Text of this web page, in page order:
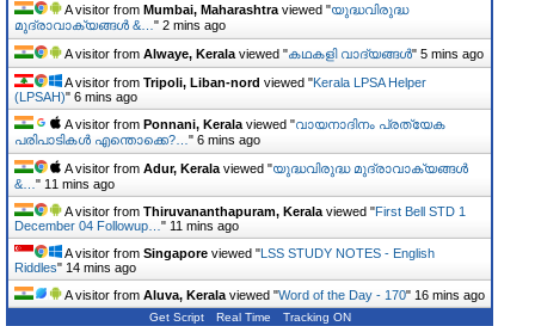
A visitor from Mumbai, Maharashtra viewed "യുദ്ധവിരുദ്ധ
മുദ്രാവാക്യങ്ങൾ &… " 2 mins ago
A visitor from Alwaye, Kerala viewed "കഥകളി വാദ്യങ്ങൾ" 5 mins ago
A visitor from Tripoli, Liban-nord viewed "Kerala LPSA Helper
(LPSAH)" 6 mins ago
A visitor from Ponnani, Kerala viewed "വായനാദിനം പ്രത്യേക
പരിപാടികൾ എന്തൊക്കെ?… " 6 mins ago
A visitor from Adur, Kerala viewed "യുദ്ധവിരുദ്ധ മുദ്രാവാക്യങ്ങൾ
&… " 11 mins ago
A visitor from Thiruvananthapuram, Kerala viewed "First Bell STD 1
December 04 Followup… " 12 mins ago
A visitor from Singapore viewed "LSS STUDY NOTES - English
Riddles" 14 mins ago
A visitor from Aluva, Kerala viewed "Word of the Day - 170" 16 mins ago
Get Script Real Time Tracking ON